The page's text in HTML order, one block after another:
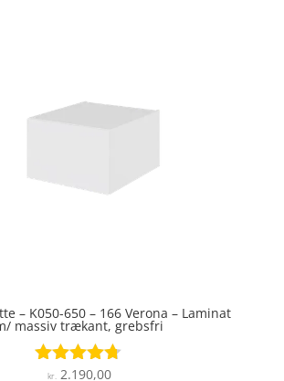
– K050-650 – 166 Verona – Laminat
massiv trækant, grebsfri
Vurderet
kr.2.190,00